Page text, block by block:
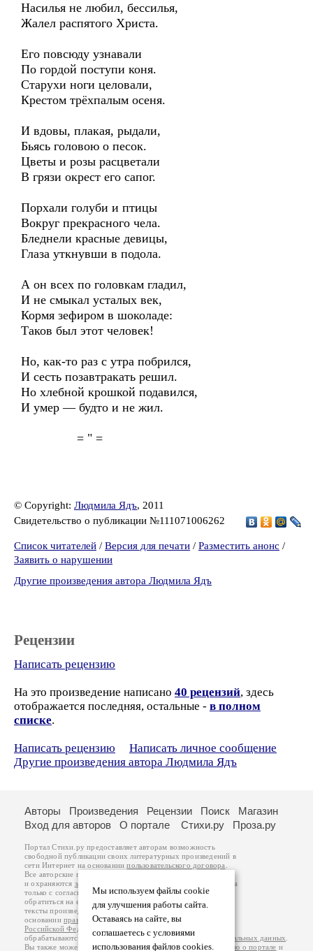
Насилья не любил, бессилья,
Жалел распятого Христа.
Его повсюду узнавали
По гордой поступи коня.
Старухи ноги целовали,
Крестом трёхпалым осеня.
И вдовы, плакая, рыдали,
Бьясь головою о песок.
Цветы и розы расцветали
В грязи окрест его сапог.
Порхали голуби и птицы
Вокруг прекрасного чела.
Бледнели красные девицы,
Глаза уткнувши в подола.
А он всех по головкам гладил,
И не смыкал усталых век,
Кормя зефиром в шоколаде:
Таков был этот человек!
Но, как-то раз с утра побрился,
И сесть позавтракать решил.
Но хлебной крошкой подавился,
И умер — будто и не жил.
= " =
© Copyright: Людмила Ядъ, 2011
Свидетельство о публикации №111071006262
Список читателей / Версия для печати / Разместить анонс /
Заявить о нарушении
Другие произведения автора Людмила Ядъ
Рецензии
Написать рецензию
На это произведение написано 40 рецензий, здесь
отображается последняя, остальные - в полном
списке.
Написать рецензию
Написать личное сообщение
Другие произведения автора Людмила Ядъ
Мы используем файлы cookie
для улучшения работы сайта.
Оставаясь на сайте, вы
соглашаетесь с условиями
использования файлов cookies.
Авторы Произведения Рецензии Поиск
Магазин
Вход для авторов
О портале Стихи.ру Проза.ру
Портал Стихи.ру предоставляет авторам возможность
свободной публикации своих литературных произведений в
сети Интернет на основаниипользовательского договора
Все авторские права на произведения принадлежат авторам
и охраняются законом
. Перепечатка произведений возможна
только с согласия его автора, к которому вы можете
обратиться на его авторской странице. Ответственность за
тексты произведений авторы несут самостоятельно на
основанииправил публикацииизаконодательства
Российской Федерации
обрабатываются на основанииПолитики обработки персональных данных
Вы также можете посмотреть более подробнуюинформацию о портале и